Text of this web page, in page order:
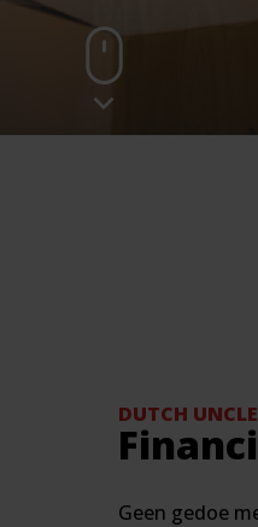
DUTCH
Geen gedoe